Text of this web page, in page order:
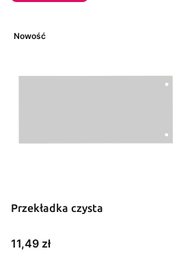
Nowość
Przekładka czysta
Cena
11,49 zł